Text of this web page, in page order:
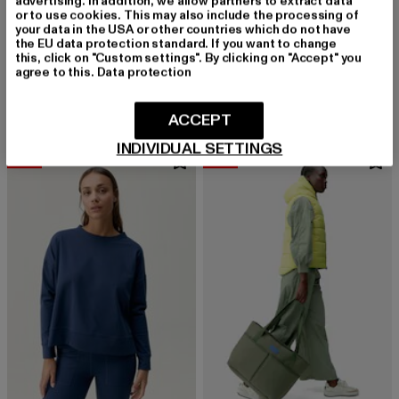
BORN
Saril
BORN
Top Sayani
-39%
or to use cookies. This may also include the processing of
your data in the USA or other countries which do not have
the EU data protection standard. If you want to change
this, click on "Custom settings". By clicking on "Accept" you
agree to this. Data protection
INDIVIDUAL SETTINGS
ACCEPT